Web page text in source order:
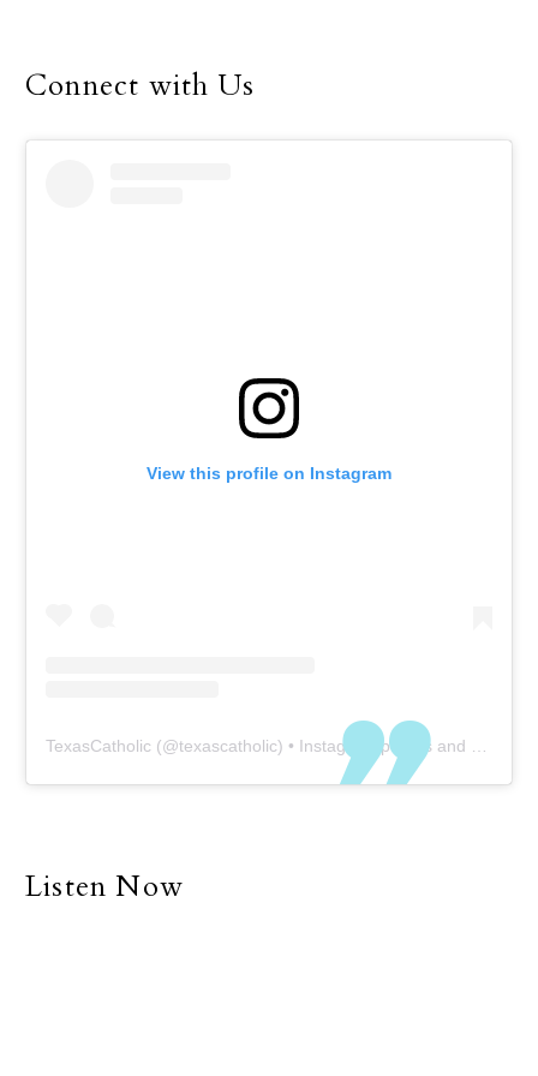
Connect with Us
View this profile on Instagram
TexasCatholic (@texascatholic) • Instagram photos and videos
Listen Now